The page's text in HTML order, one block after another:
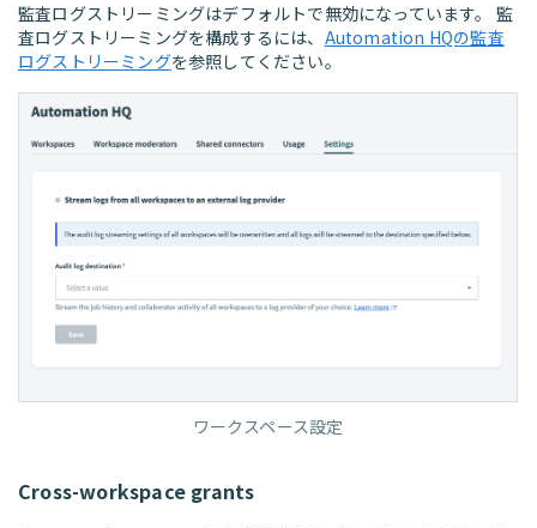
監査ログストリーミングはデフォルトで無効になっています。 監
査ログストリーミングを構成するには、 Automation HQの監査
ログストリーミングを参照してください。
ワークスペース設定
Cross-workspace grants